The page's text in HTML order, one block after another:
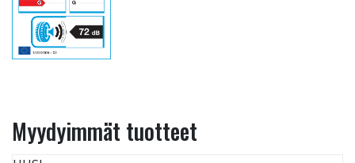
Myydyimmät tuotteet